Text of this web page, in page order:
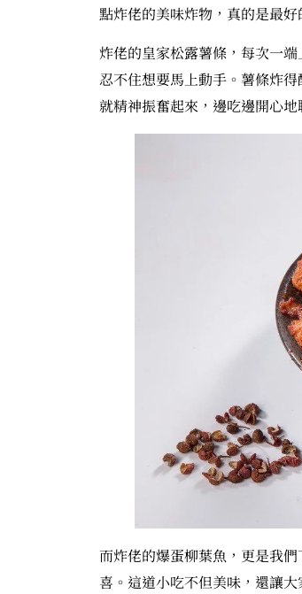
點炸佬的美味炸物，真的是最好
炸佬的皇家松露薯條，每次一
忍不住想要馬上動手。薯條炸
就精神振奮起來，邊吃邊開心
而炸佬的爆蛋柳葉魚，更是我
喜。這道小吃不但美味，還讓